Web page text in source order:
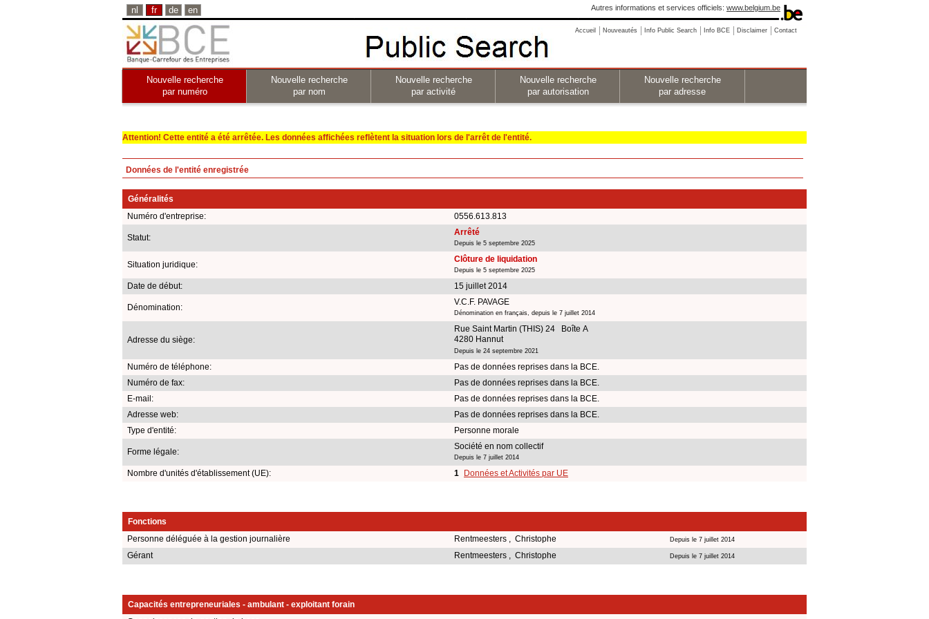
nl fr de en Autres informations et services officiels: www.belgium.be
Accueil Nouveautés Info Public Search Info BCE Disclaimer Contact
Nouvelle recherche
par numéro
Nouvelle recherche
par nom
Nouvelle recherche
par activité
Nouvelle recherche
par autorisation
Nouvelle recherche
par adresse
Attention! Cette entité a été arrêtée. Les données affichées reflètent la situation lors de l'arrêt de l'entité.
Données de l'entité enregistrée
Généralités
Numéro d'entreprise:
0556.613.813
Statut:
Arrêté
Depuis le 5 septembre 2025
Situation juridique:
Clôture de liquidation
Depuis le 5 septembre 2025
Date de début: 15 juillet 2014
Dénomination:
V.C.F. PAVAGE
Dénomination en français, depuis le 7 juillet 2014
Adresse du siège:
Rue Saint Martin (THIS) 24 Boîte A
4280 Hannut
Depuis le 24 septembre 2021
Numéro de téléphone:
Pas de données reprises dans la BCE.
Numéro de fax:
Pas de données reprises dans la BCE.
E-mail:
Pas de données reprises dans la BCE.
Adresse web:
Pas de données reprises dans la BCE.
Type d'entité:
Personne morale
Forme légale:
Société en nom collectif
Depuis le 7 juillet 2014
Nombre d'unités d'établissement (UE): 1 Données et Activités par UE
Fonctions
Personne déléguée à la gestion journalière
Rentmeesters , Christophe Depuis le 7 juillet 2014
Gérant Rentmeesters , Christophe Depuis le 7 juillet 2014
Capacités entrepreneuriales - ambulant - exploitant forain